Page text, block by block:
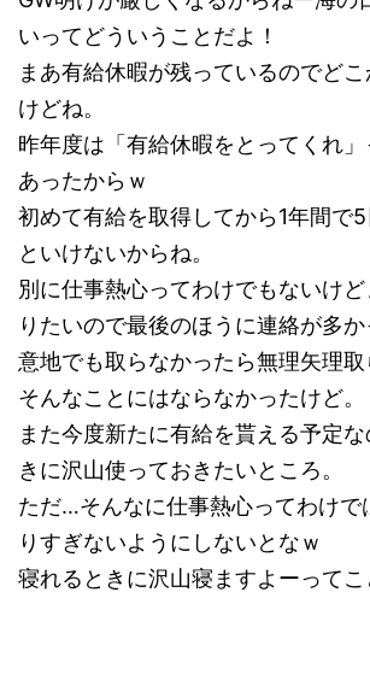
いってどういうことだよ！
まあ有給休暇が残っているのでど
けどね。
昨年度は「有給休暇をとってくれ
あったからｗ
初めて有給を取得してから1年間で
といけないからね。
別に仕事熱心ってわけでもないけ
りたいので最後のほうに連絡が多か
意地でも取らなかったら無理矢理取
そんなことにはならなかったけど。
また今度新たに有給を貰える予定
きに沢山使っておきたいところ。
ただ…そんなに仕事熱心ってわけで
りすぎないようにしないとなｗ
寝れるときに沢山寝ますよーってこ